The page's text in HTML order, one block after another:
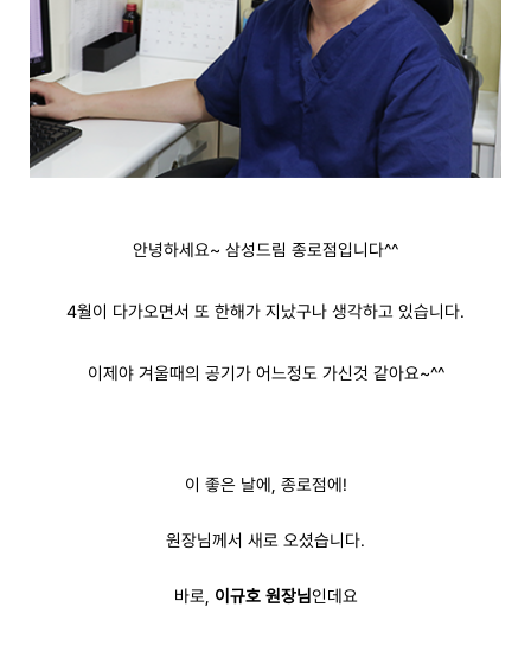
안녕하세요~ 삼성드림 종로점입니다^^
4월이 다가오면서 또 한해가 지났구나 생각하고 있습니다.
이제야 겨울때의 공기가 어느정도 가신것 같아요~^^
이 좋은 날에, 종로점에!
원장님께서 새로 오셨습니다.
바로, 이규호 원장님인데요